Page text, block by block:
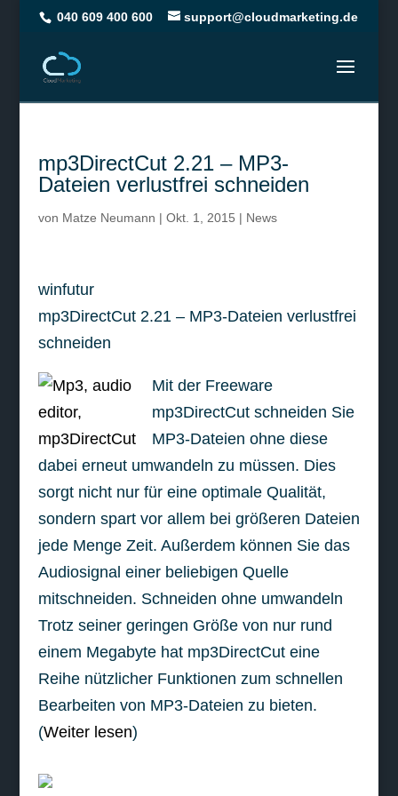
040 609 400 600 support@cloudmarketing.de
mp3DirectCut 2.21 – MP3-
Dateien verlustfrei schneiden
von Matze Neumann | Okt. 1, 2015 | News
winfutur
mp3DirectCut 2.21 – MP3-Dateien verlustfrei
schneiden
Mit der Freeware
mp3DirectCut schneiden Sie
MP3-Dateien ohne diese
dabei erneut umwandeln zu müssen. Dies
sorgt nicht nur für eine optimale Qualität,
sondern spart vor allem bei größeren Dateien
jede Menge Zeit. Außerdem können Sie das
Audiosignal einer beliebigen Quelle
mitschneiden. Schneiden ohne umwandeln
Trotz seiner geringen Größe von nur rund
einem Megabyte hat mp3DirectCut eine
Reihe nützlicher Funktionen zum schnellen
Bearbeiten von MP3-Dateien zu bieten.
(Weiter lesen)